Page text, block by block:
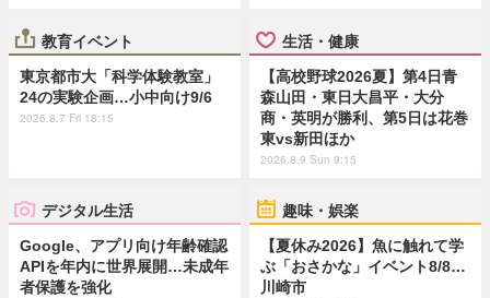
教育イベント
東京都市大「科学体験教室」
24の実験企画…小中向け9/6
2026.8.7 Fri 18:15
生活・健康
【高校野球2026夏】第4日青
森山田・東日大昌平・大分
商・英明が勝利、第5日は花巻
東vs新田ほか
2026.8.9 Sun 9:15
デジタル生活
Google、アプリ向け年齢確認
APIを年内に世界展開…未成年
者保護を強化
趣味・娯楽
【夏休み2026】魚に触れて学
ぶ「おさかな」イベント8/8…
川崎市